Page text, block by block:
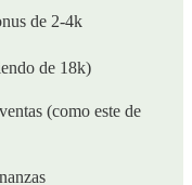
de 2-4k
de 18k)
(como este de